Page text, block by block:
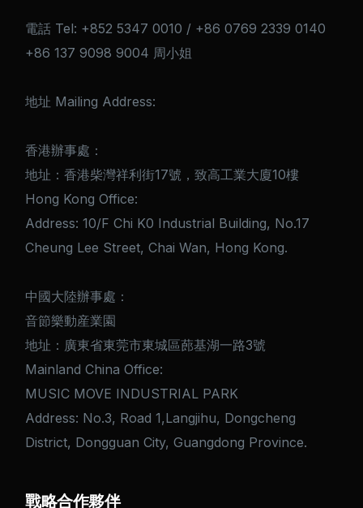
電話 Tel: +852 5347 0010 / +86 0769 2339 0140
+86 137 9098 9004 周小姐
地址 Mailing Address:
香港辦事處：
地址：香港柴灣祥利街17號，致高工業大廈10樓
Hong Kong Office:
Address: 10/F Chi K0 Industrial Building, No.17
Cheung Lee Street, Chai Wan, Hong Kong.
中國大陸辦事處：
音節樂動産業園
地址：廣東省東莞市東城區蓢基湖一路3號
Mainland China Office:
MUSIC MOVE INDUSTRIAL PARK
Address: No.3, Road 1,Langjihu, Dongcheng
District, Dongguan City, Guangdong Province.
戰略合作夥伴